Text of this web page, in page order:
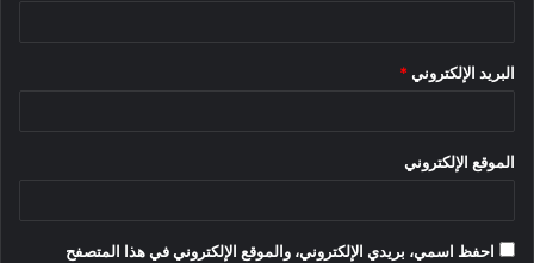
البريد الإلكتروني *
الموقع الإلكتروني
احفظ اسمي، بريدي الإلكتروني، والموقع الإلكتروني في هذا المتصفح